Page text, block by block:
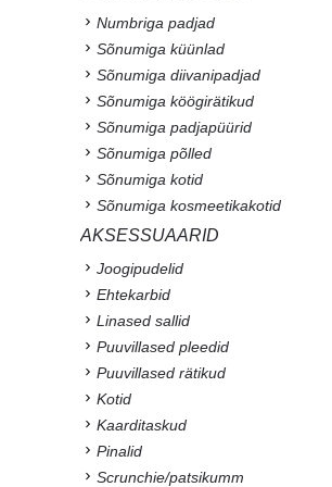
Numbriga padjad
Sõnumiga küünlad
Sõnumiga diivanipadjad
Sõnumiga köögirätikud
Sõnumiga padjapüürid
Sõnumiga põlled
Sõnumiga kotid
Sõnumiga kosmeetikakotid
AKSESSUAARID
Joogipudelid
Ehtekarbid
Linased sallid
Puuvillased pleedid
Puuvillased rätikud
Kotid
Kaarditaskud
Pinalid
Scrunchie/patsikumm